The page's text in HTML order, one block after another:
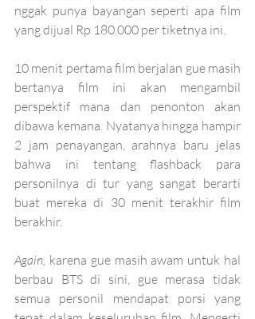
nggak punya bayangan seperti apa film
yang dijual Rp 180.000 per tiketnya ini.
10 menit pertama film berjalan gue masih
bertanya film ini akan mengambil
perspektif mana dan penonton akan
dibawa kemana. Nyatanya hingga hampir
2 jam penayangan, arahnya baru jelas
bahwa ini tentang flashback para
personilnya di tur yang sangat berarti
buat mereka di 30 menit terakhir film
berakhir.
Again, karena gue masih awam untuk hal
berbau BTS di sini, gue merasa tidak
semua personil mendapat porsi yang